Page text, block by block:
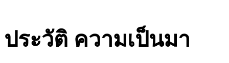
ประวัติ ความเป็นมา